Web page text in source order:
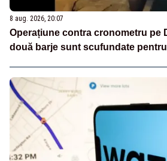
8 aug. 2026, 20:07
Operațiune contra cronometru pe
două barje sunt scufundate